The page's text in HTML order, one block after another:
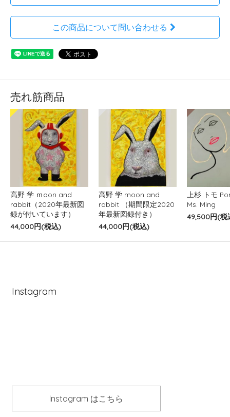
この商品について問い合わせる
売れ筋商品
高野 学 ｍoon and
rabbit（2020年最新図
録が付いています）
44,000円(税込)
高野 学 moon and
rabbit （期間限定2020
年最新図録付き）
44,000円(税込)
上杉 トモ
Ms. Ming
49,500円(税
Instagram
Instagram はこちら